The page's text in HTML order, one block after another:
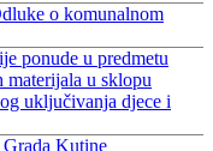
o komunalnom
ponude u predmetu
materijala u sklopu
uključivanja djece i
Grada Kutine